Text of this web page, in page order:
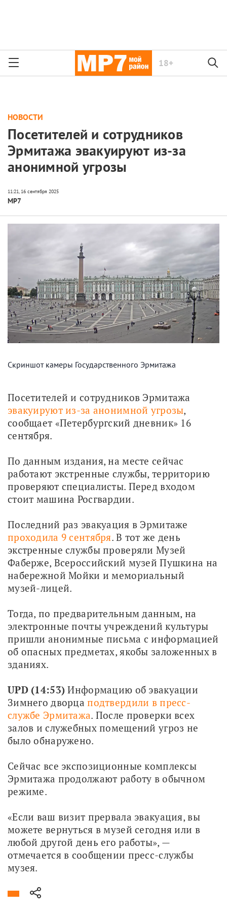
18+
НОВОСТИ
Посетителей и сотрудников
Эрмитажа эвакуируют из-за
анонимной угрозы
МР7
Скриншот камеры Государственного Эрмитажа
эвакуируют из-за анонимной угрозы,
сообщает «Петербургский дневник» 16
сентября.
По данным издания, на месте сейчас
работают экстренные службы, территорию
проверяют специалисты. Перед входом
стоит машина Росгвардии.
проходила 9 сентября. В тот же день
экстренные службы проверяли Музей
Фаберже, Всероссийский музей Пушкина на
набережной Мойки и мемориальный
музей-лицей.
Тогда, по предварительным данным, на
электронные почты учреждений культуры
пришли анонимные письма с информацией
об опасных предметах, якобы заложенных в
зданиях.
UPD (14:53) Информацию об эвакуации
Зимнего дворца подтвердили в пресс-
службе Эрмитажа. После проверки всех
залов и служебных помещений угроз не
было обнаружено.
Сейчас все экспозиционные комплексы
Эрмитажа продолжают работу в обычном
режиме.
«Если ваш визит прервала эвакуация, вы
можете вернуться в музей сегодня или в
любой другой день его работы», —
отмечается в сообщении пресс-службы
музея.